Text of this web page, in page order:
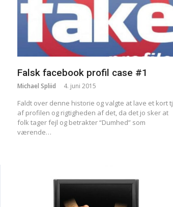
Falsk facebook profil case #1
Michael Spliid 4. juni 2015
Faldt over denne historie og valgte at lave et kort
af profilen og rigtigheden af det, da det jo sker at
folk tager fejl og betrakter “Dumhed” som
værende…